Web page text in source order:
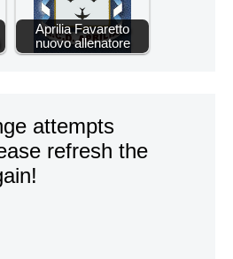
Aprilia Favaretto
nuovo allenatore